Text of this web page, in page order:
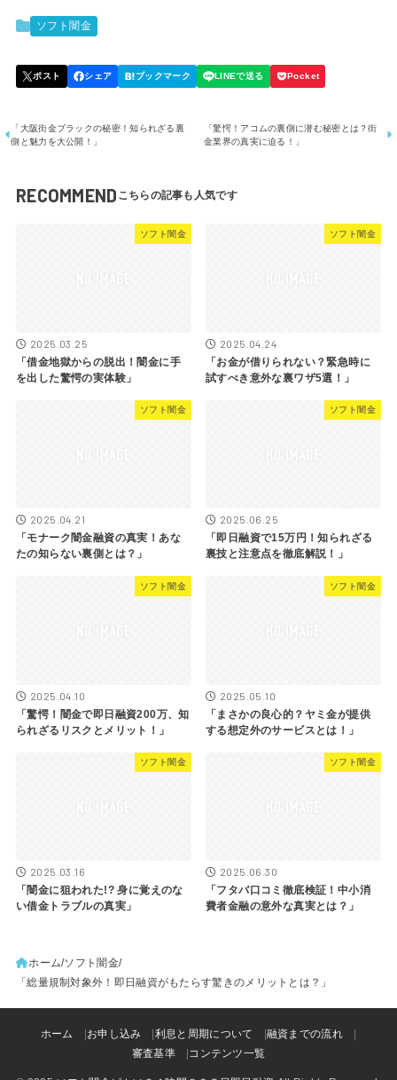
ソフト闇金
「大阪街金ブラックの秘密！知られざる裏
側と魅力を大公開！」
「驚愕！アコムの裏側に潜む秘密とは？街
金業界の真実に迫る！」
RECOMMEND
ソフト闇金
2025.03.25
「借金地獄からの脱出！闇金に手
を出した驚愕の実体験」
ソフト闇金
2025.04.24
「お金が借りられない？緊急時に
試すべき意外な裏ワザ5選！」
ソフト闇金
2025.04.21
「モナーク闇金融資の真実！あな
たの知らない裏側とは？」
ソフト闇金
2025.06.25
「即日融資で15万円！知られざる
裏技と注意点を徹底解説！」
ソフト闇金
2025.04.10
「驚愕！闇金で即日融資200万、知
られざるリスクとメリット！」
ソフト闇金
2025.05.10
「まさかの良心的？ヤミ金が提供
する想定外のサービスとは！」
ソフト闇金
2025.03.16
「闇金に狙われた!? 身に覚えのな
い借金トラブルの真実」
ソフト闇金
2025.06.30
「フタバ口コミ徹底検証！中小消
費者金融の意外な真実とは？」
ホーム ソフト闇金
「総量規制対象外！即日融資がもたらす驚きのメリットとは？」
ホーム お申し込み 利息と周期について
融資までの流れ
審査基準
コンテンツ一覧